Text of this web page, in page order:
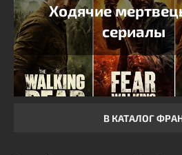
Ходячие
сериалы
В КАТАЛОГ